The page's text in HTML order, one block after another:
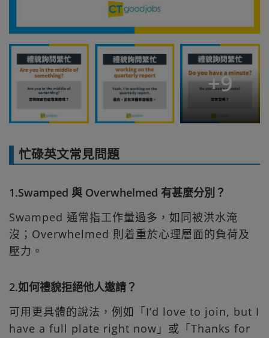
+9
忙碌英文常見問題
1.Swamped 與 Overwhelmed 有甚麼分別？
Swamped 通常指工作量過多，如同被洪水淹
沒；Overwhelmed 則着重於心理層面的負荷及
壓力。
2.如何禮貌拒絕他人邀請？
可用更具體的說法，例如「I’d love to join, but I
have a full plate right now」或「Thanks for